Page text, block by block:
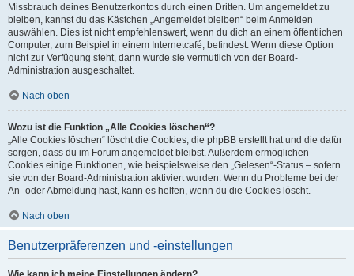
Missbrauch deines Benutzerkontos durch einen Dritten. Um angemeldet zu
bleiben, kannst du das Kästchen „Angemeldet bleiben“ beim Anmelden
auswählen. Dies ist nicht empfehlenswert, wenn du dich an einem öffentlichen
Computer, zum Beispiel in einem Internetcafé, befindest. Wenn diese Option
nicht zur Verfügung steht, dann wurde sie vermutlich von der Board-
Administration ausgeschaltet.
Nach oben
Wozu ist die Funktion „Alle Cookies löschen“?
„Alle Cookies löschen“ löscht die Cookies, die phpBB erstellt hat und die dafür
sorgen, dass du im Forum angemeldet bleibst. Außerdem ermöglichen
Cookies einige Funktionen, wie beispielsweise den „Gelesen“-Status – sofern
sie von der Board-Administration aktiviert wurden. Wenn du Probleme bei der
An- oder Abmeldung hast, kann es helfen, wenn du die Cookies löscht.
Nach oben
Benutzerpräferenzen und -einstellungen